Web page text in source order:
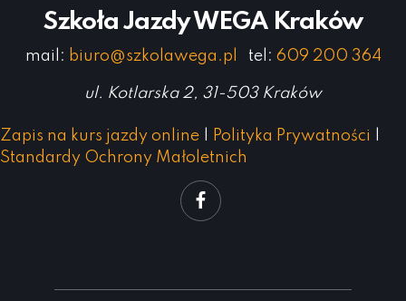
Szkoła Jazdy WEGA Kraków
mail: biuro@szkolawega.pl tel: 609 200 364
ul. Kotlarska 2, 31-503 Kraków
Zapis na kurs jazdy online Polityka Prywatności
Standardy Ochrony Małoletnich